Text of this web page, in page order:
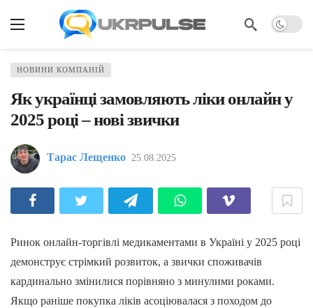
НОВИНИ КОМПАНІЙ
Як українці замовляють ліки онлайн у
2025 році – нові звички
Тарас Лещенко 25.08.2025
Ринок онлайн-торгівлі медикаментами в Україні у 2025 році
демонструє стрімкий розвиток, а звички споживачів
кардинально змінилися порівняно з минулими роками.
Якщо раніше покупка ліків асоціювалася з походом до